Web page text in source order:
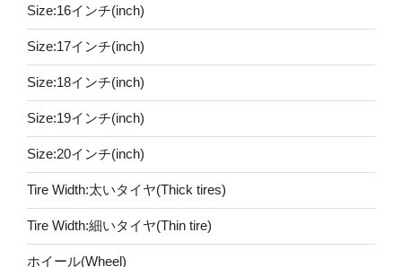
Size:16インチ(inch)
Size:17インチ(inch)
Size:18インチ(inch)
Size:19インチ(inch)
Size:20インチ(inch)
Tire Width:太いタイヤ(Thick tires)
Tire Width:細いタイヤ(Thin tire)
ホイール(Wheel)